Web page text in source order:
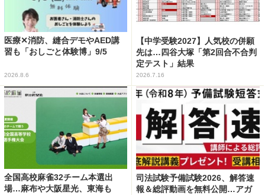
医療✕消防、縫合デモやAED講
習も「おしごと体験博」9/5
2026.8.6
【中学受験2027】人気校の併願
先は…四谷大塚「第2回合不合判
定テスト」結果
2026.7.16
全国高校麻雀32チーム本選出
場…麻布や大阪星光、東海も
司法試験予備試験2026、解答速
報＆総評動画を無料公開…アガ